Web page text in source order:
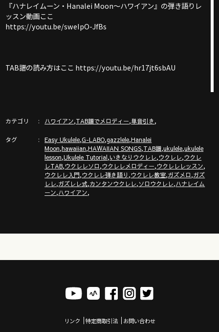
『ハナレイムーン・Hanalei Moon〜ハワイアン』の弾き語りレ
ッスン動画ここ
https://youtu.be/sweIpO-JfBs
TAB譜の読み方はここ https://youtu.be/hr17jt6sbAU
https://youtu.be/NMIqw2xw1YE
YouTube再生速度の変え方動画
https://youtu.be/qr6i1kkgCTs
ウクレレのメロディーが輝く３つの裏技（ヴィブラート他）
●【ガズメロ】ソングリスト https://gazzlele.com/g-solid/
ガズエッセイ本『ごきげん！ガズレレデイズ』のサイン本やス
カテゴリ ハワイアン,TAB譜でメロディー,単音引き,
タグ Easy Ukulele,G-LABO,gazzlele,Hanalei
Moon,hawaiian,HAWAIIAN SONGS,TAB譜,ukulele,ukulele
lesson,Ukulele Tutorial,いきなりウクレレ,ウクレレ,ウクレ
レTAB,ウクレレソロ,ウクレレメロディー,ウクレレレッスン,
ウクレレ入門,ウクレレ弾き語り ,ウクレレ教室,ガズメロ,ガズ
レレ,ガズレレ式,カンタンウクレレ,ソロウクレレ,ハナレイム
ーン,ハワイアン,
リンク 特定商取引法 お問い合わせ